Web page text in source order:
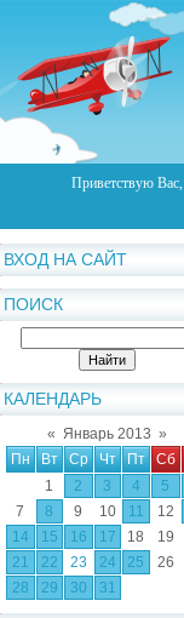
Приветствую Вас,
ВХОД НА САЙТ
ПОИСК
КАЛЕНДАРЬ
« Январь 2013 »
Пн
Вт Ср Чт Пт Сб
1
2 3 4 5
7
8 9 10 11 12
14
15 16 17 18 19
21
22 23 24 25 26
28
29 30 31